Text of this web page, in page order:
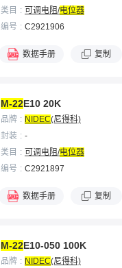
类目
可调电阻/电位器
编号
C2921906
数据手册 复制
M-22E10 20K
品牌 NIDEC(尼得科)
封装
-
类目
可调电阻/电位器
编号
C2921897
数据手册 复制
M-22E10-050 100K
品牌 NIDEC(尼得科)